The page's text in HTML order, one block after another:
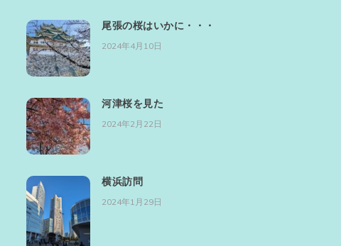
尾張の桜はいかに・・・
2024年4月10日
河津桜を見た
2024年2月22日
横浜訪問
2024年1月29日